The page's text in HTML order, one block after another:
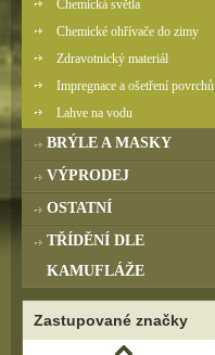
Chemická světla
Chemické ohřívače do zimy
Zdravotnický materiál
Impregnace a ošetření povrchů
Lahve na vodu
BRÝLE A MASKY
VÝPRODEJ
OSTATNÍ
TŘÍDĚNÍ DLE
KAMUFLÁŽE
Zastupované značky